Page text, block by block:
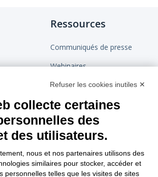
Ressources
Communiqués de presse
Webinaires
Chaîne de confiance
Blog
Nous suivre
Refuser les cookies inutiles ✕
collecte certaines
des
des utilisateurs.
nous et nos partenaires utilisons des
similaires pour stocker, accéder et
personnelles telles que les visites de sites